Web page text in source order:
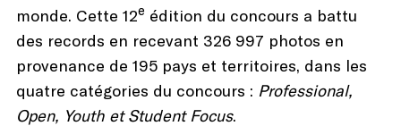
monde. Cette 12e édition du concours a battu
des records en recevant 326 997 photos en
provenance de 195 pays et territoires, dans les
quatre catégories du concours : Professional,
Open, Youth et Student Focus.